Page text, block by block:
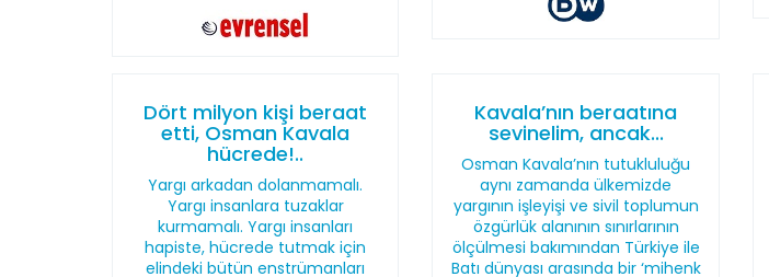
Dört milyon kişi beraat
etti, Osman Kavala
hücrede!..
Yargı arkadan dolanmamalı.
Yargı insanlara tuzaklar
kurmamalı. Yargı insanları
hapiste, hücrede tutmak için
elindeki bütün enstrümanları
Kavala’nın beraatına
sevinelim, ancak...
Osman Kavala’nın tutukluluğu
aynı zamanda ülkemizde
yargının işleyişi ve sivil toplumun
özgürlük alanının sınırlarının
ölçülmesi bakımından Türkiye ile
Batı dünyası arasında bir ‘mihenk